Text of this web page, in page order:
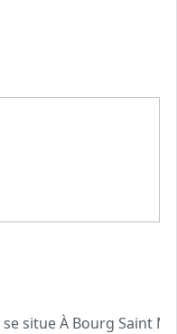
situe À Bourg Saint